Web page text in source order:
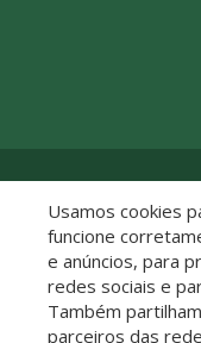
Usamos cookies
funcione
e anúncios, para
redes sociais e
Também
parceiros das